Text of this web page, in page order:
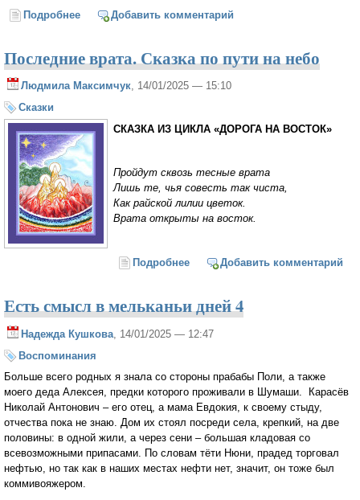
Подробнее о Коль хочешь жить, то, жизнь любя (Лариса
Добавить комментарий
Последние врата. Сказка по пути на небо
Людмила Максимчук, 14/01/2025 — 15:10
Сказки
СКАЗ­КА ИЗ ЦИКЛА «ДОРОГА НА ВОСТОК»
Прой­дут сквозь тес­ные вра­та
Лишь те, чья со­весть так чи­ста,
Как рай­ской ли­лии цве­ток.
Вра­та от­кры­ты на вос­ток.
Подробнее о Последние врата. Сказка по
Добавить комментарий
Есть смысл в мельканьи дней 4
Надежда Кушкова , 14/01/2025 — 12:47
Воспоминания
Больше всего родных я знала со стороны прабабы Поли, а также
моего деда Алексея, предки которого проживали в Шумаши. Карасёв
Николай Антонович – его отец, а мама Евдокия, к своему стыду,
отчества пока не знаю. Дом их стоял посреди села, крепкий, на две
половины: в одной жили, а через сени – большая кладовая со
всевозможными припасами. По словам тёти Нюни, прадед торговал
нефтью, но так как в наших местах нефти нет, значит, он тоже был
коммивояжером.